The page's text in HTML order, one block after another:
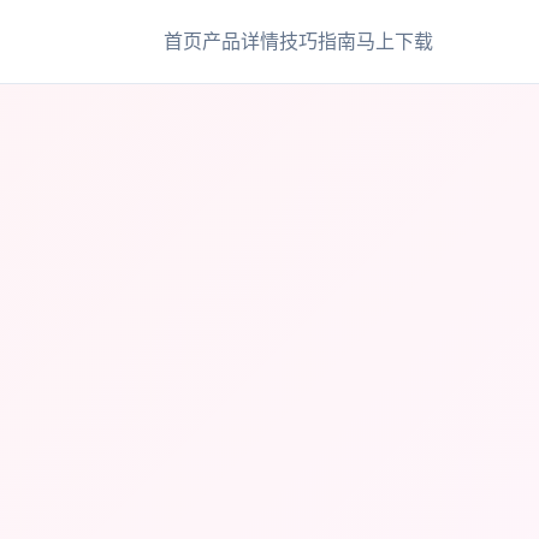
首页产品详情技巧指南马上下载